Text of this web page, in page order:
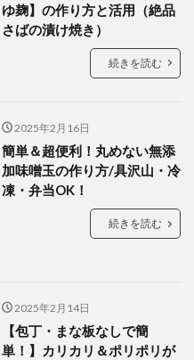
ゆ麹】の作り方と活用（絶品
さばの漬け焼き）
続きを読む
2025年2月16日
簡単＆超便利！丸めない無添
加味噌玉の作り方/具沢山・冷
凍・弁当OK！
続きを読む
2025年2月14日
【包丁・まな板なしで簡
単！】カリカリ＆ポリポリが